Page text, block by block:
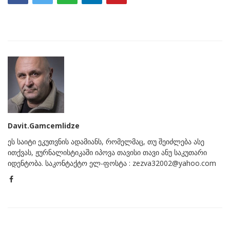
Davit.Gamcemlidze
ეს საიტი ეკუთვნის ადამიანს, რომელმაც, თუ შეიძლება ასე
ითქვას, ჟურნალისტიკაში იპოვა თავისი თავი ანუ საკუთარი
იდენტობა. საკონტაქტო ელ-ფოსტა : zezva32002@yahoo.com